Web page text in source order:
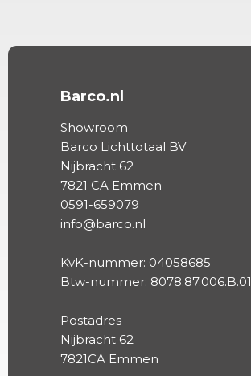
Barco.nl
Showroom
Barco Lichttotaal BV
Nijbracht 62
7821 CA Emmen
0591-659079
info@barco.nl
KvK-nummer: 04058685
Btw-nummer: 8078.87.006.B.01
Postadres
Nijbracht 62
7821CA Emmen